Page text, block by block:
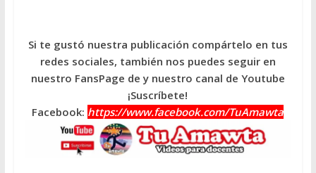
Si te gustó nuestra publicación compártelo en tus
redes sociales, también nos puedes seguir en
nuestro FansPage de y nuestro canal de Youtube
¡Suscríbete!
Facebook: https://www.facebook.com/TuAmawta